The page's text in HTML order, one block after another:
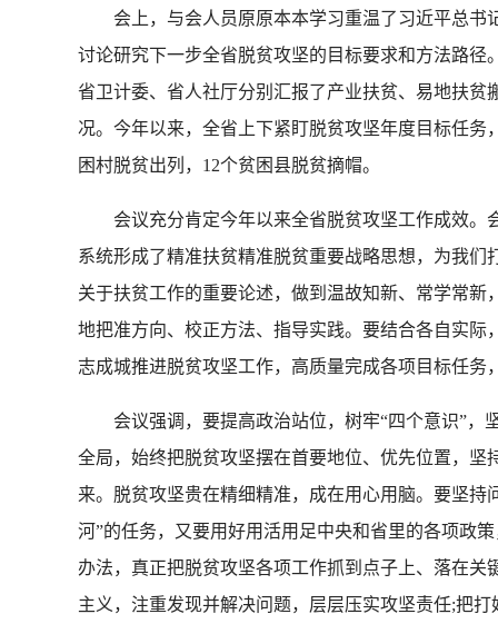
会上，与会人员原原本本学习重温了习近平总书
讨论研究下一步全省脱贫攻坚的目标要求和方法路
省卫计委、省人社厅分别汇报了产业扶贫、易地扶
况。今年以来，全省上下紧盯脱贫攻坚年度目标任务
困村脱贫出列，12个贫困县脱贫摘帽。
会议充分肯定今年以来全省脱贫攻坚工作成效。
系统形成了精准扶贫精准脱贫重要战略思想，为我
关于扶贫工作的重要论述，做到温故知新、常学常
地把准方向、校正方法、指导实践。要结合各自实
志成城推进脱贫攻坚工作，高质量完成各项目标任务
会议强调，要提高政治站位，树牢“四个意识”，
全局，始终把脱贫攻坚摆在首要地位、优先位置，
来。脱贫攻坚贵在精细精准，成在用心用脑。要坚持
河”的任务，又要用好用活用足中央和省里的各项政
办法，真正把脱贫攻坚各项工作抓到点子上、落在
主义，注重发现并解决问题，层层压实攻坚责任;把